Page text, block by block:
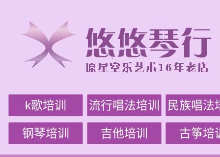
k歌培训 流行唱法培训 民族唱法
钢琴培训 吉他培训 古筝培